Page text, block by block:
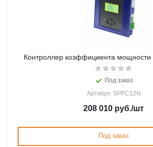
Контроллер коэффициента мощности
Под заказ
Артикул: SPFC12N
208 010 руб./шт
Под заказ